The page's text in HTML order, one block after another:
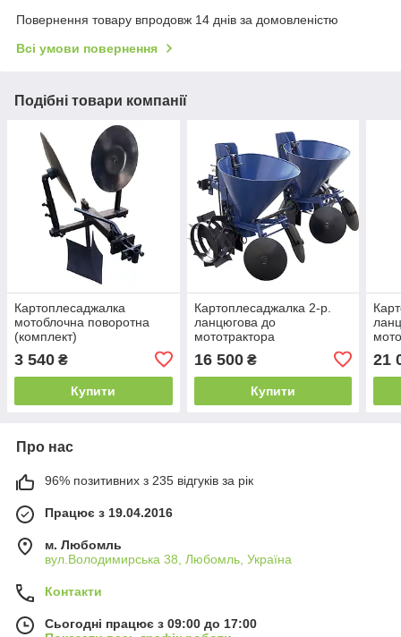
Повернення товару впродовж 14 днів за домовленістю
Всі умови повернення
Подібні товари компанії
Картоплесаджалка
мотоблочна поворотна
(комплект)
3 540 ₴
Купити
Картоплесаджалка 2-р.
ланцюгова до
мототрактора
(регульоване міжряддя),
КС18
16 500₴
Купити
21
Про нас
96% позитивних з 235 відгуків за рік
Працює з 19.04.2016
м. Любомль
вул.Володимирська 38, Любомль, Україна
Контакти
Сьогодні працює з 09:00 до 17:00